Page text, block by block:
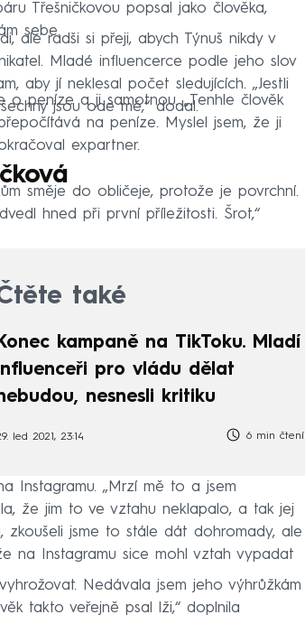
Třešničkovou popsal jako člověka,
sebe.
ale radši si přeji, abych Týnuš nikdy v
Mladé influencerce podle jeho slov
aby jí neklesal počet sledujících. „Jestli
jsou ode mě,“ dodal.
o peníze a ji samotnou. „Tenhle člověk
na peníze. Myslel jsem, že ji
expartner.
směje do obličeje, protože je povrchní.
hned při první příležitosti. Šrot,“
také
Konec kampaně na TikToku. Mladí
pro vládu dělat
nesnesli kritiku
led 2021, 23:14 6 min čtení
Instagramu. „Mrzí mě to a jsem
že jim to ve vztahu neklapalo, a tak jej
zkoušeli jsme to stále dát dohromady, ale
na Instagramu sice mohl vztah vypadat
Nedávala jsem jeho výhrůžkám
takto veřejně psal lži,“ doplnila